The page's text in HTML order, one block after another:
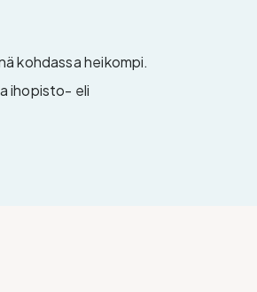
kohdassa heikompi.
ihopisto- eli